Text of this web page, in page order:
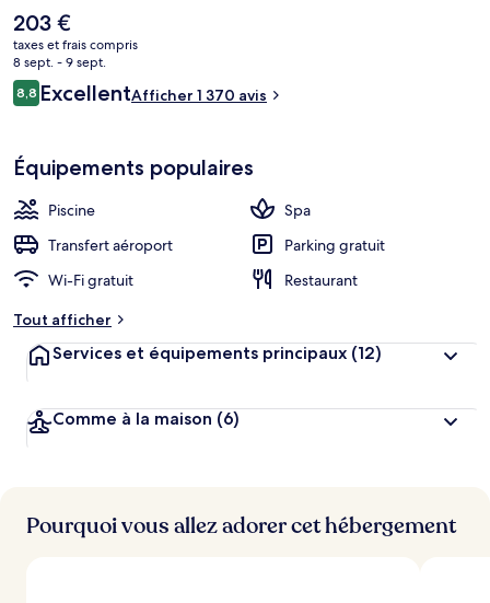
en outre 3 bars/lounges, un parc aquatique payant et une piscine
couverte. Les autres voyageurs adorent le personnel attentionné.
Le
prix
actuel
est
de
203 €
taxes et frais compris
8 sept. - 9 sept.
Avis
voyageurs
8,88,8 sur 10
ExcellentAfficher 1 370 avis
Équipements populaires
Piscine
Spa
Transfert aéroport
Parking gratuit
Wi-Fi gratuit
Restaurant
Tout afficher
Services et équipements principaux (12)
Comme à la maison (6)
Pourquoi vous allez adorer cet hébergement